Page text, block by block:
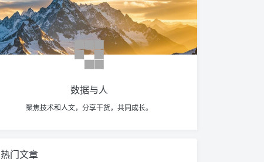
数据与人
聚焦技术和人文，分享干货，共同成长。
热门文章